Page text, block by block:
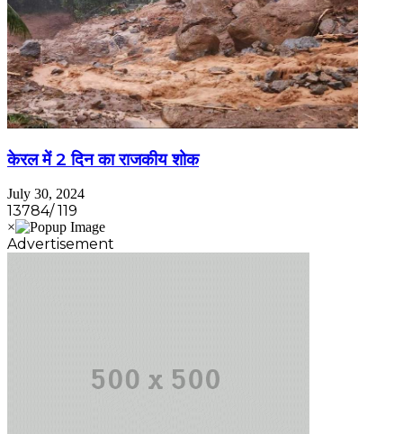
केरल में 2 दिन का राजकीय शोक
July 30, 2024
13784/ 119
Advertisement